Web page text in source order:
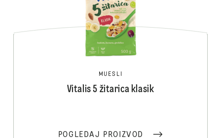
MUESLI
Vitalis 5 žitarica klasik
POGLEDAJ PROIZVOD